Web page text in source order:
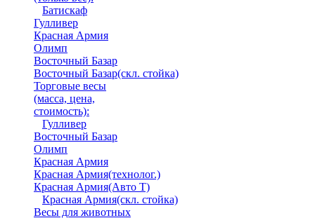
Батискаф
Гулливер
Красная Армия
Олимп
Восточный Базар
Восточный Базар(скл. стойка)
Торговые весы
(масса, цена,
стоимость):
Гулливер
Восточный Базар
Олимп
Красная Армия
Красная Армия(технолог.)
Красная Армия(Авто Т)
Красная Армия(скл. стойка)
Весы для животных